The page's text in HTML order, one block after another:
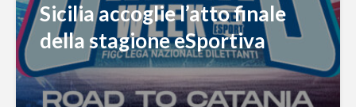
Sicilia accoglie l’atto finale
della stagione eSportiva